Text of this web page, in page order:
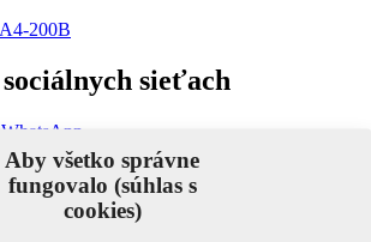
Aby všetko správne
fungovalo (súhlas s
cookies)
200B
sieťach
WhatsApp